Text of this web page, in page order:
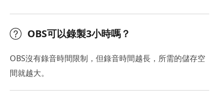
OBS可以錄製3小時嗎？
OBS沒有錄音時間限制，但錄音時間越長，所需的儲存空
間就越大。